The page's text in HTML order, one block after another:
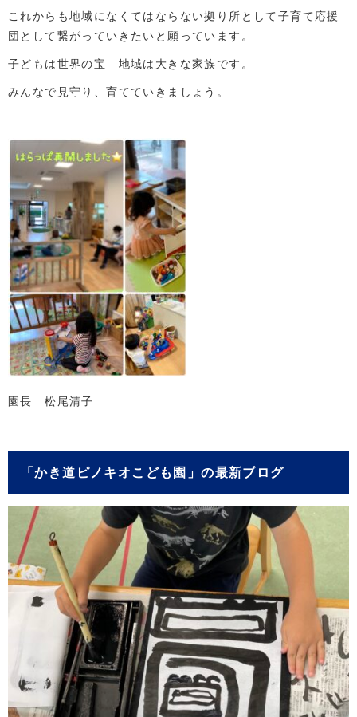
これからも地域になくてはならない拠り所として子育て応援
団として繋がっていきたいと願っています。
子どもは世界の宝 地域は大きな家族です。
みんなで見守り、育てていきましょう。
園長 松尾清子
「かき道ピノキオこども園」の最新ブログ